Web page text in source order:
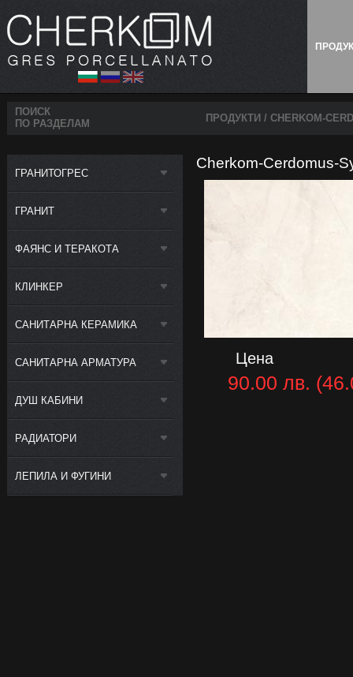
ПОИСК
ПО РАЗДЕЛАМ
ПРОДУКТИ / CHERKOM-
ГРАНИТОГРЕС
ГРАНИТ
ФАЯНС И ТЕРАКОТА
КЛИНКЕР
САНИТАРНА КЕРАМИКА
САНИТАРНА АРМАТУРА
ДУШ КАБИНИ
РАДИАТОРИ
ЛЕПИЛА И ФУГИНИ
Cherkom-Cerdomus-
Цена
90.00 лв.